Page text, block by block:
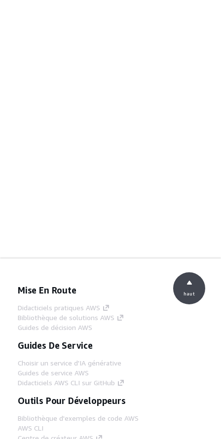
Mise En Route
Didacticiels pratiques AWS
Bibliothèque de solutions AWS
Guides de décision AWS
Guides De Service
Choisir un service d'IA générative
Guides de service AWS
Didacticiels AWS CLI sur GitHub
Outils Pour Développeurs
Bibliothèque d'exemples de code AWS
AWS CLI
haut